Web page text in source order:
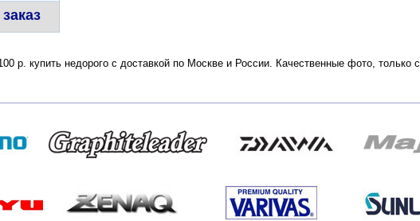
р. купить недорого с доставкой по Москве и России. Качественные фото, только